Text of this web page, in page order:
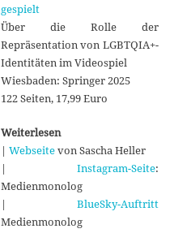
gespielt
Über die Rolle der
Repräsentation von LGBTQIA+-
Identitäten im Videospiel
Wiesbaden: Springer 2025
122 Seiten, 17,99 Euro
Weiterlesen
| Webseitevon Sascha Heller
| Instagram-Seite:
Medienmonolog
| BlueSky-Auftritt
Medienmonolog